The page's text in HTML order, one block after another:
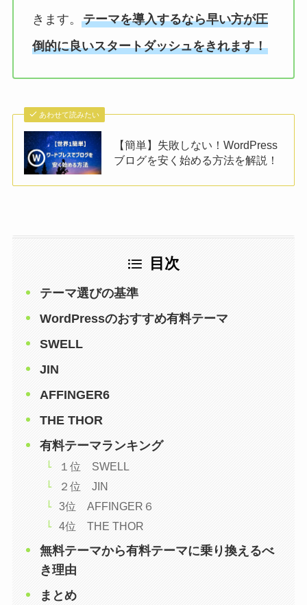
きます。 テーマを導入するなら早い方が圧
倒的に良いスタートダッシュをきれます！
あわせて読みたい
【簡単】失敗しない！WordPress
ブログを安く始める方法を解説！
目次
テーマ選びの基準
WordPressのおすすめ有料テーマ
SWELL
JIN
AFFINGER6
THE THOR
有料テーマランキング
１位 SWELL
２位 JIN
3位 AFFINGER６
4位 THE THOR
無料テーマから有料テーマに乗り換えるべ
き理由
まとめ